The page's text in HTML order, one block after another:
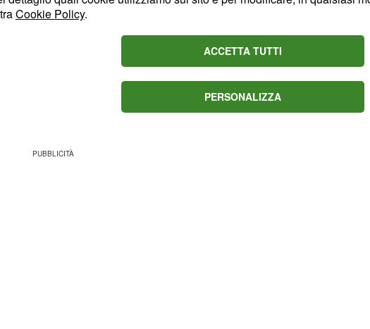
tappe, consegnando la vittoria
dubbi sulle gerarchie interne. Il danese
Cookie Policy.
ACCETTA TUTTI
PERSONALIZZA